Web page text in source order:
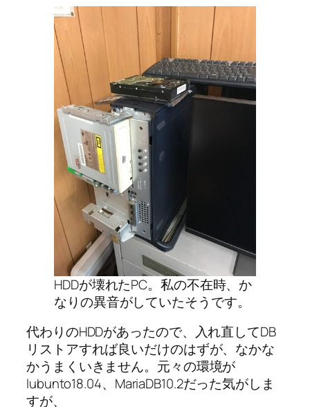
HDDが壊れたPC。私の不在時、か
なりの異音がしていたそうです。
代わりのHDDがあったので、入れ直してDB
リストアすれば良いだけのはずが、なかな
かうまくいきません。元々の環境が
lubunto18.04、MariaDB10.2だった気がしま
すが、